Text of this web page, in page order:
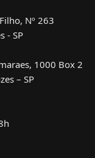
Nº 263
- SP
1000 Box 2
– SP